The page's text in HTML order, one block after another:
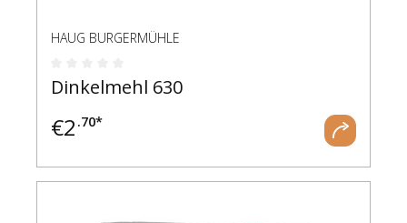
HAUG BURGERMÜHLE
Durchschnittliche Bewertung von 0 von 5
Dinkelmehl 630
€2 .70*